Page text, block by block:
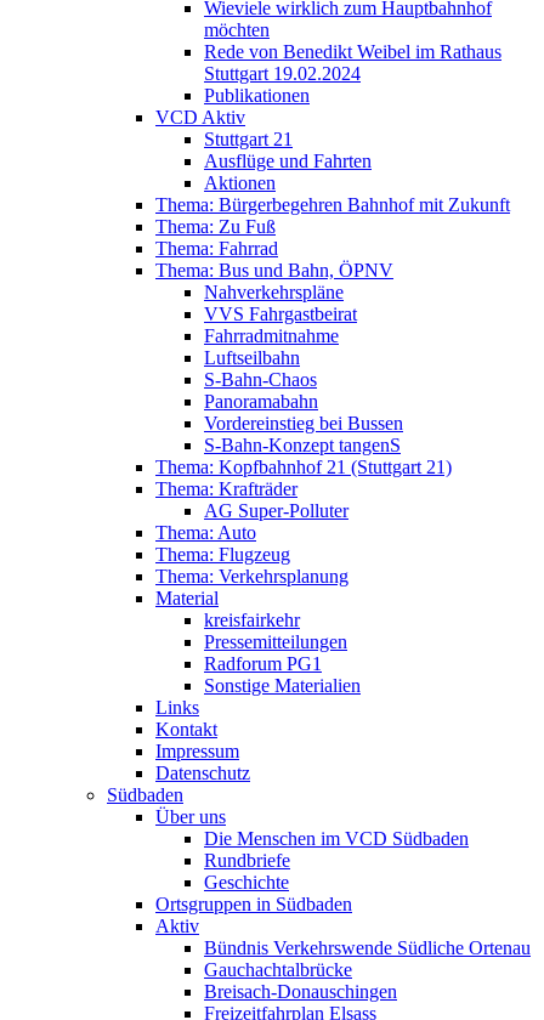
Wieviele wirklich zum Hauptbahnhof
möchten
Rede von Benedikt Weibel im Rathaus
Stuttgart 19.02.2024
Publikationen
VCD Aktiv
Stuttgart 21
Ausflüge und Fahrten
Aktionen
Thema: Bürgerbegehren Bahnhof mit Zukunft
Thema: Zu Fuß
Thema: Fahrrad
Thema: Bus und Bahn, ÖPNV
Nahverkehrspläne
VVS Fahrgastbeirat
Fahrradmitnahme
Luftseilbahn
S-Bahn-Chaos
Panoramabahn
Vordereinstieg bei Bussen
S-Bahn-Konzept tangenS
Thema: Kopfbahnhof 21 (Stuttgart 21)
Thema: Krafträder
AG Super-Polluter
Thema: Auto
Thema: Flugzeug
Thema: Verkehrsplanung
Material
kreisfairkehr
Pressemitteilungen
Radforum PG1
Sonstige Materialien
Links
Kontakt
Impressum
Datenschutz
Südbaden
Über uns
Die Menschen im VCD Südbaden
Rundbriefe
Geschichte
Ortsgruppen in Südbaden
Aktiv
Bündnis Verkehrswende Südliche Ortenau
Gauchachtalbrücke
Breisach-Donauschingen
Freizeitfahrplan Elsass